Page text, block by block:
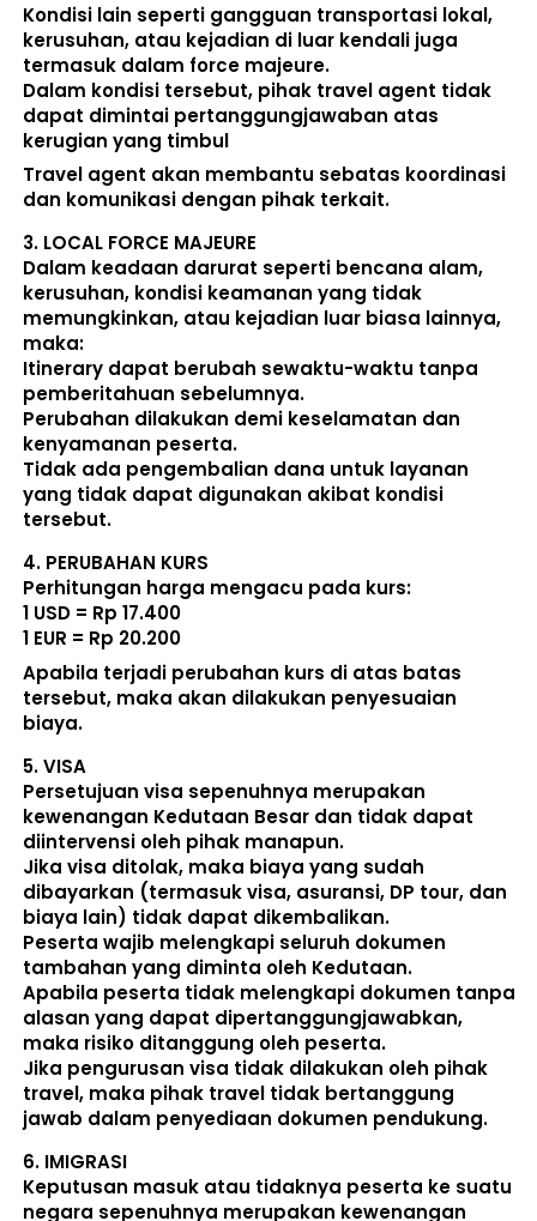
Kondisi lain seperti gangguan transportasi lokal,
kerusuhan, atau kejadian di luar kendali juga
termasuk dalam force majeure.
Dalam kondisi tersebut, pihak travel agent tidak
dapat dimintai pertanggungjawaban atas
kerugian yang timbul
Travel agent akan membantu sebatas koordinasi
dan komunikasi dengan pihak terkait.
3. LOCAL FORCE MAJEURE
Dalam keadaan darurat seperti bencana alam,
kerusuhan, kondisi keamanan yang tidak
memungkinkan, atau kejadian luar biasa lainnya,
maka:
Itinerary dapat berubah sewaktu-waktu tanpa
pemberitahuan sebelumnya.
Perubahan dilakukan demi keselamatan dan
kenyamanan peserta.
Tidak ada pengembalian dana untuk layanan
yang tidak dapat digunakan akibat kondisi
tersebut.
4. PERUBAHAN KURS
Perhitungan harga mengacu pada kurs:
1 USD = Rp 17.400
1 EUR = Rp 20.200
Apabila terjadi perubahan kurs di atas batas
tersebut, maka akan dilakukan penyesuaian
biaya.
5. VISA
Persetujuan visa sepenuhnya merupakan
kewenangan Kedutaan Besar dan tidak dapat
diintervensi oleh pihak manapun.
Jika visa ditolak, maka biaya yang sudah
dibayarkan (termasuk visa, asuransi, DP tour, dan
biaya lain) tidak dapat dikembalikan.
Peserta wajib melengkapi seluruh dokumen
tambahan yang diminta oleh Kedutaan.
Apabila peserta tidak melengkapi dokumen tanpa
alasan yang dapat dipertanggungjawabkan,
maka risiko ditanggung oleh peserta.
Jika pengurusan visa tidak dilakukan oleh pihak
travel, maka pihak travel tidak bertanggung
jawab dalam penyediaan dokumen pendukung.
6. IMIGRASI
Keputusan masuk atau tidaknya peserta ke suatu
negara sepenuhnya merupakan kewenangan